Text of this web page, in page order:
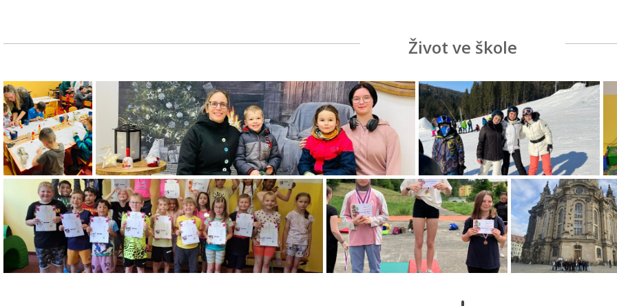
Život ve škole